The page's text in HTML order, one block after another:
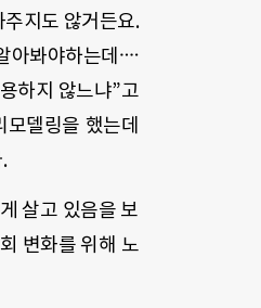
지도 않거든요.
아봐야하는데᠁
하지 않느냐”고
모델링을 했는데
살고 있음을 보
변화를 위해 노